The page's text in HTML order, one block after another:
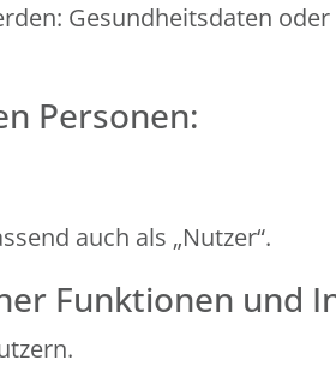
Gesundheitsdaten
Personen:
auch als „Nutzer“.
Funktionen und